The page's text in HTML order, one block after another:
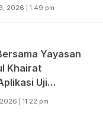
2026 | 1:49 pm
Yayasan
Khairat
Uji
| 11:22 pm